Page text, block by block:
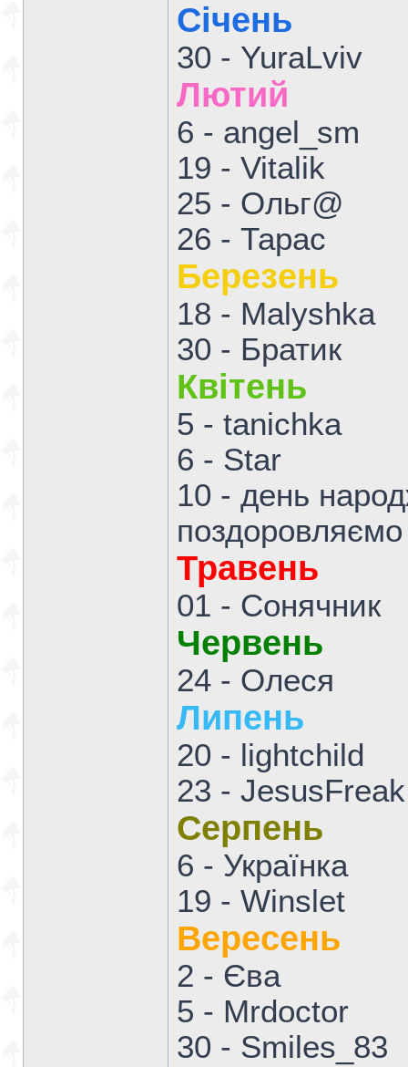
Січень
30 - YuraLviv
Лютий
6 - angel_sm
19 - Vitalik
25 - Ольг@
26 - Тарас
Березень
18 - Malyshka
30 - Братик
Квітень
5 - tanichka
6 - Star
10 - день
Травень
01 - Сонячник
Червень
24 - Олеся
Липень
20 - lightchild
23 -
Серпень
6 - Українка
19 - Winslet
Вересень
2 - Єва
5 - Mrdoctor
30 - Smiles_83